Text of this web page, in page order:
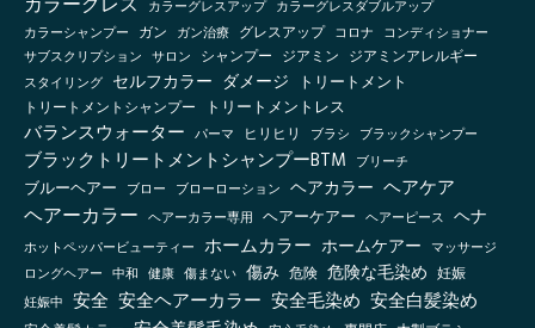
カラーグレスアップ カラーグレスダブルアップ
カラーシャンプー ガン ガン治療 グレスアップ コロナ コンディショナー
サブスクリプション サロン シャンプー ジアミン ジアミンアレルギー
スタイリング セルフカラー ダメージ トリートメント
トリートメントシャンプー トリートメントレス
バランスウォーター パーマ ヒリヒリ ブラシ ブラックシャンプー
ブラックトリートメントシャンプーBTM ブリーチ
ブルーヘアー ブロー ブローローション ヘアカラー ヘアケア
ヘアーカラー ヘアーカラー専用 ヘアーケアー ヘアーピース ヘナ
ホットペッパービューティー ホームカラー ホームケアー マッサージ
ロングヘアー 中和 健康 傷まない 傷み 危険 危険な毛染め 妊娠
妊娠中 安全 安全ヘアーカラー 安全毛染め 安全白髪染め